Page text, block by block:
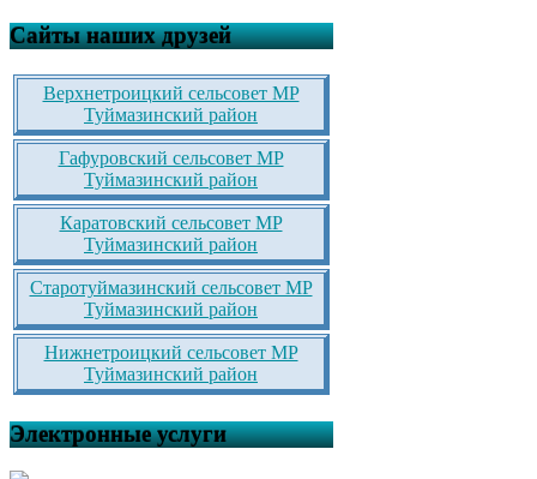
Сайты наших друзей
Верхнетроицкий сельсовет МР
Туймазинский район
Гафуровский сельсовет МР
Туймазинский район
Каратовский сельсовет МР
Туймазинский район
Старотуймазинский сельсовет МР
Туймазинский район
Нижнетроицкий сельсовет МР
Туймазинский район
Электронные услуги